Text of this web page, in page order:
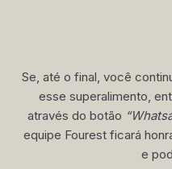
Se, até o final, você
esse superalimento,
através do botão
equipe Fourest ficará
e